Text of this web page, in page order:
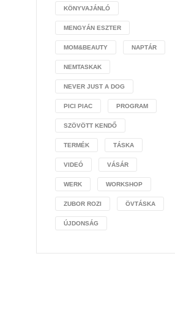
KÖNYVAJÁNLÓ
MENGYÁN ESZTER
MOM&BEAUTY NAPTÁR
NEMTASKAK
NEVER JUST A DOG
PICI PIAC PROGRAM
SZÖVÖTT KENDŐ
TERMÉK TÁSKA
VIDEÓ VÁSÁR
WERK WORKSHOP
ZUBOR ROZI ÖVTÁSKA
ÚJDONSÁG